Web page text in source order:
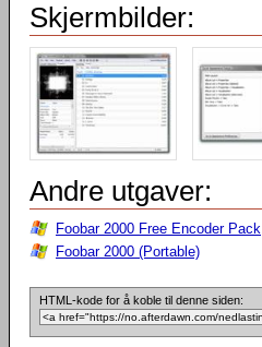
Skjermbilder:
Andre utgaver:
Foobar 2000 Free Encoder Pack
Foobar 2000 (Portable)
HTML-kode for å koble til denne siden: